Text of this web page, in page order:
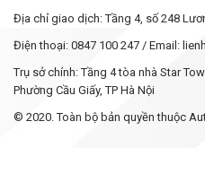
Địa chỉ giao dịch: Tầng 4, số 248
Điện thoại: 0847 100 247 / Email:
Trụ sở chính: Tầng 4 tòa nhà Star
Phường Cầu Giấy, TP Hà Nội
© 2020. Toàn bộ bản quyền thuộc